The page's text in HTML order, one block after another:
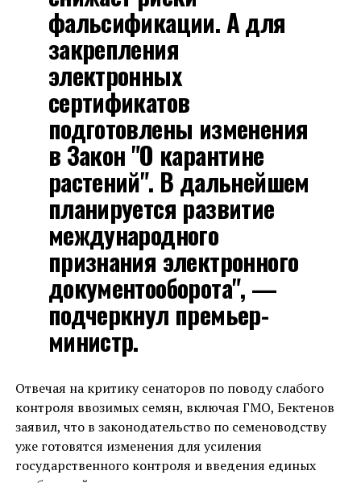
фальсификации. А для
закрепления
электронных
сертификатов
подготовлены изменения
в Закон "О карантине
растений". В дальнейшем
планируется развитие
международного
признания электронного
документооборота", —
подчеркнул премьер-
министр.
Отвечая на критику сенаторов по поводу слабого
контроля ввозимых семян, включая ГМО, Бектенов
заявил, что в законодательство по семеноводству
уже готовятся изменения для усиления
государственного контроля и введения единых